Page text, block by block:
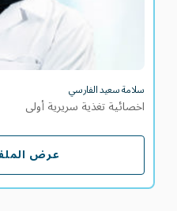
سلامة سعيد الفارسي
اخصائية تغذية سريرية أولى
عرض
عرض